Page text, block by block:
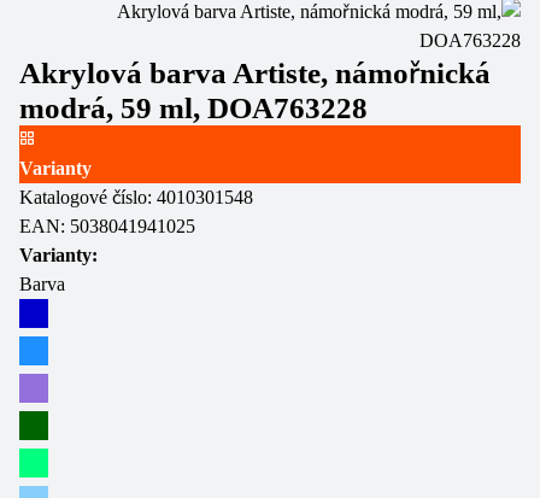
Akrylová barva Artiste, námořnická
modrá, 59 ml, DOA763228
Varianty
Katalogové číslo: 4010301548
EAN: 5038041941025
Varianty:
Barva